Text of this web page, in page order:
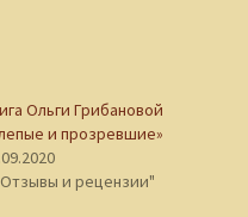
Ольги Грибановой
и прозревшие»
и рецензии"